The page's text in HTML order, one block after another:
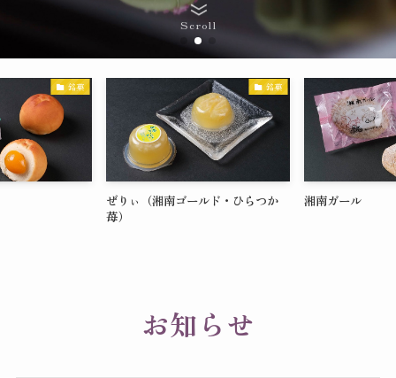
Scroll
銘菓 銘菓
ぜりぃ（湘南ゴールド・ひらつか
苺）
湘南ガール
お知らせ